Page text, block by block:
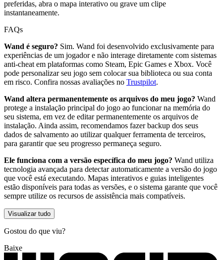
preferidas, abra o mapa interativo ou grave um clipe
instantaneamente.
FAQs
Wand é seguro? Sim. Wand foi desenvolvido exclusivamente para
experiências de um jogador e não interage diretamente com sistemas
anti-cheat em plataformas como Steam, Epic Games e Xbox. Você
pode personalizar seu jogo sem colocar sua biblioteca ou sua conta
em risco. Confira nossas avaliações no Trustpilot.
Wand altera permanentemente os arquivos do meu jogo? Wand
protege a instalação principal do jogo ao funcionar na memória do
seu sistema, em vez de editar permanentemente os arquivos de
instalação. Ainda assim, recomendamos fazer backup dos seus
dados de salvamento ao utilizar qualquer ferramenta de terceiros,
para garantir que seu progresso permaneça seguro.
Ele funciona com a versão específica do meu jogo? Wand utiliza
tecnologia avançada para detectar automaticamente a versão do jogo
que você está executando. Mapas interativos e guias inteligentes
estão disponíveis para todas as versões, e o sistema garante que você
sempre utilize os recursos de assistência mais compatíveis.
Visualizar tudo
Gostou do que viu?
Baixe